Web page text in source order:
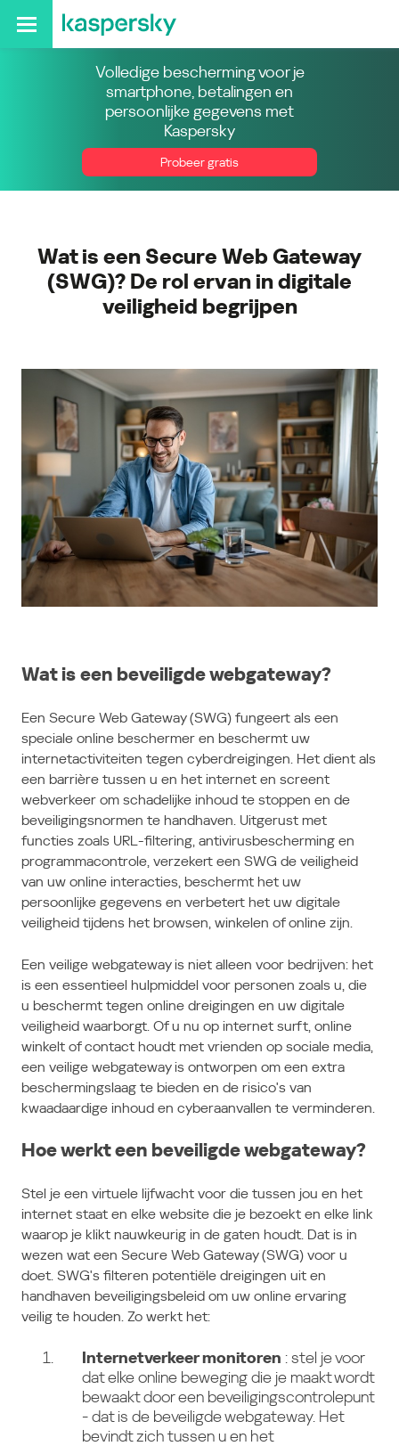
Volledige bescherming voor je
smartphone, betalingen en
persoonlijke gegevens met
Kaspersky
Probeer gratis
Wat is een Secure Web Gateway
(SWG)? De rol ervan in digitale
veiligheid begrijpen
Wat is een beveiligde webgateway?
Een Secure Web Gateway (SWG) fungeert als een
speciale online beschermer en beschermt uw
internetactiviteiten tegen cyberdreigingen. Het dient als
een barrière tussen u en het internet en screent
webverkeer om schadelijke inhoud te stoppen en de
beveiligingsnormen te handhaven. Uitgerust met
functies zoals URL-filtering, antivirusbescherming en
programmacontrole, verzekert een SWG de veiligheid
van uw online interacties, beschermt het uw
persoonlijke gegevens en verbetert het uw digitale
veiligheid tijdens het browsen, winkelen of online zijn.
Een veilige webgateway is niet alleen voor bedrijven: het
is een essentieel hulpmiddel voor personen zoals u, die
u beschermt tegen online dreigingen en uw digitale
veiligheid waarborgt. Of u nu op internet surft, online
winkelt of contact houdt met vrienden op sociale media,
een veilige webgateway is ontworpen om een extra
beschermingslaag te bieden en de risico's van
kwaadaardige inhoud en cyberaanvallen te verminderen.
Hoe werkt een beveiligde webgateway?
Stel je een virtuele lijfwacht voor die tussen jou en het
internet staat en elke website die je bezoekt en elke link
waarop je klikt nauwkeurig in de gaten houdt. Dat is in
wezen wat een Secure Web Gateway (SWG) voor u
doet. SWG's filteren potentiële dreigingen uit en
handhaven beveiligingsbeleid om uw online ervaring
veilig te houden. Zo werkt het:
Internetverkeer monitoren : stel je voor
dat elke online beweging die je maakt wordt
bewaakt door een beveiligingscontrolepunt
- dat is de beveiligde webgateway. Het
bevindt zich tussen u en het